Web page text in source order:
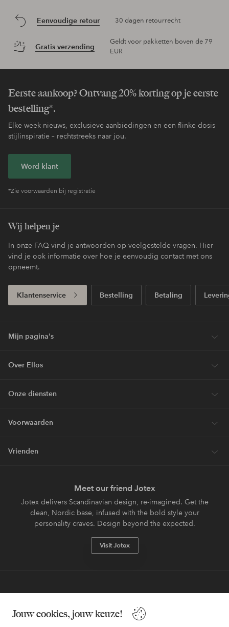
Jouw cookies, jouw keuze!
Eenvoudige retour 30 dagen retourrecht
Gratis verzending
Geldt voor pakketten boven de 79
EUR
Eerste aankoop? Ontvang 20% korting op je eerste
bestelling*.
Elke week nieuws, exclusieve aanbiedingen en een flinke dosis
stijlinspiratie – rechtstreeks naar jou.
Word klant
*Zie voorwaarden bij registratie
Wij helpen je
In onze FAQ vind je antwoorden op veelgestelde vragen. Hier
vind je ook informatie over hoe je eenvoudig contact met ons
opneemt.
Klantenservice Bestelling Betaling
Mijn pagina's
Over Ellos
Onze diensten
Voorwaarden
Vrienden
Meet our friend Jotex
Jotex delivers Scandinavian design, re-imagined. Get the
clean, Nordic base, infused with the bold style your
personality craves. Design beyond the expected.
Visit Jotex
Wil je meer weten over
onze betaalopties